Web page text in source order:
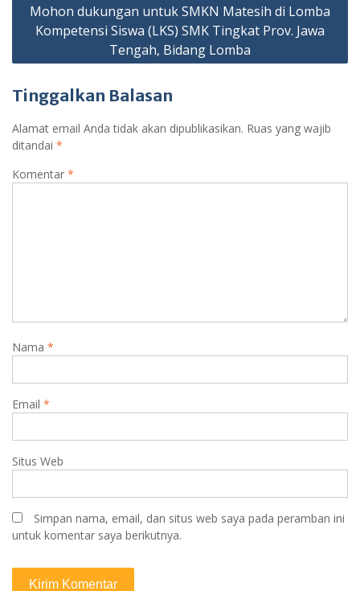
Mohon dukungan untuk SMKN Matesih di Lomba
Kompetensi Siswa (LKS) SMK Tingkat Prov. Jawa
Tengah, Bidang Lomba
Tinggalkan Balasan
Alamat email Anda tidak akan dipublikasikan. Ruas yang wajib
ditandai *
Komentar *
Nama *
Email *
Situs Web
Simpan nama, email, dan situs web saya pada peramban ini
untuk komentar saya berikutnya.